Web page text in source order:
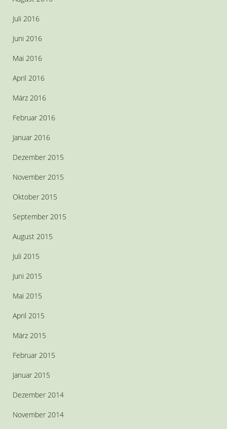
Juli 2016
Juni 2016
Mai 2016
April 2016
März 2016
Februar 2016
Januar 2016
Dezember 2015
November 2015
Oktober 2015
September 2015
August 2015
Juli 2015
Juni 2015
Mai 2015
April 2015
März 2015
Februar 2015
Januar 2015
Dezember 2014
November 2014